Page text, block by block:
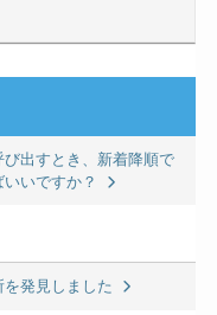
出すとき、新着降順で
いいですか？
を発見しました